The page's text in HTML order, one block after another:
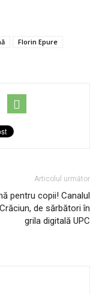
Florin Epure
Articolul următor
pentru copii! Canalul
de sărbători în
grila digitală UPC